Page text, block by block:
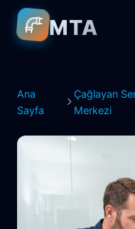
MTA
Ana
Sayfa
Çağlayan
Merkezi